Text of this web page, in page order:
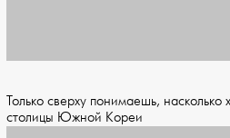
Только сверху понимаешь, насколько
столицы Южной Кореи